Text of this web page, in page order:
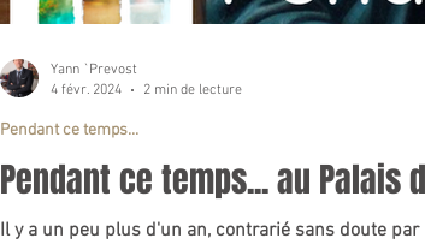
Pendant ce temps... au Palais
Il y a un peu plus d'un an, contrarié sans doute
Pendant ce temps...
Yann `Prevost
4 févr. 2024
2 min de lecture